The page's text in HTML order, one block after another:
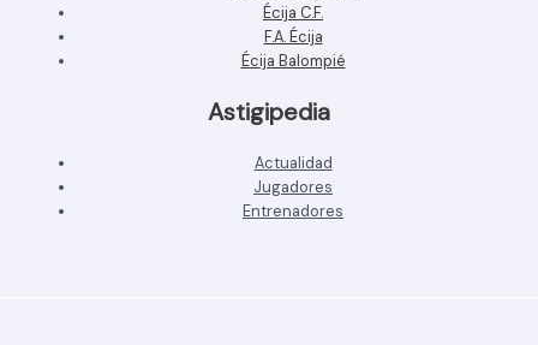
Écija C.F.
F.A. Écija
Écija Balompié
Astigipedia
Actualidad
Jugadores
Entrenadores